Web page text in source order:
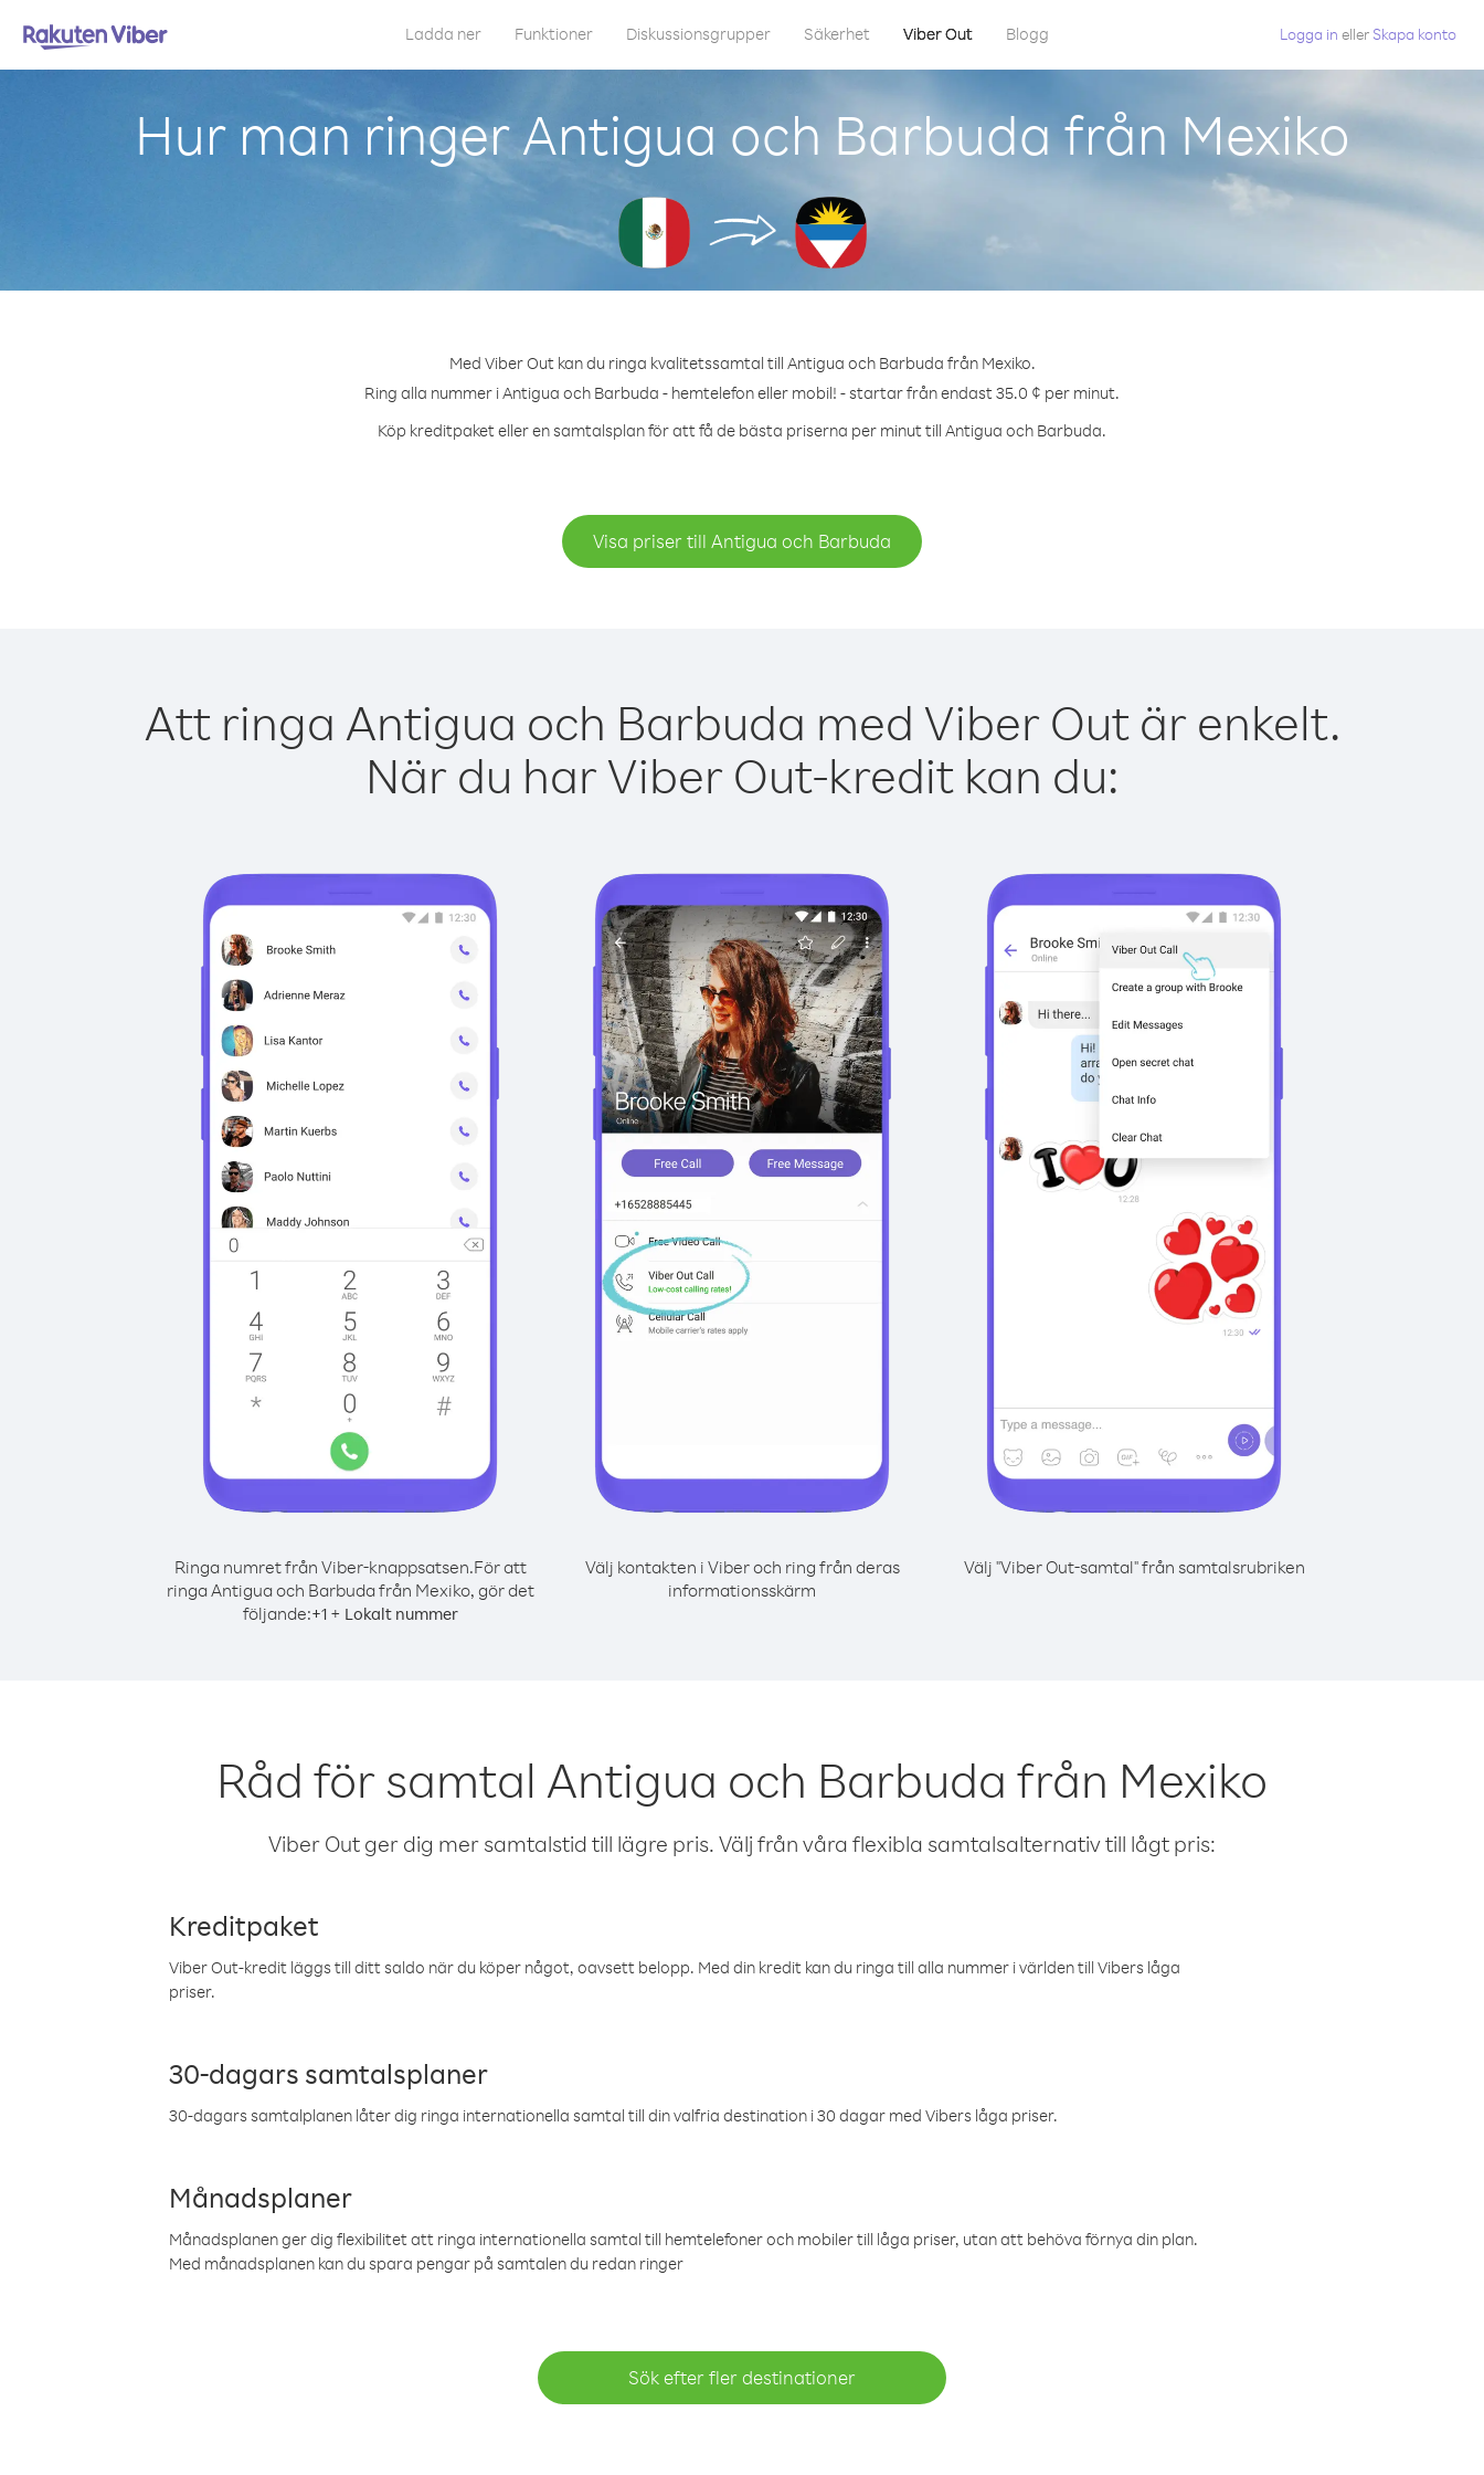
Ladda ner Funktioner Diskussionsgrupper Säkerhet Viber Out Blogg Logga in eller Skapa konto
Hur man ringer Antigua och Barbuda från Mexiko
Med Viber Out kan du ringa kvalitetssamtal till Antigua och Barbuda från Mexiko.
Ring alla nummer i Antigua och Barbuda - hemtelefon eller mobil! - startar från endast 35.0 ¢ per minut.
Köp kreditpaket eller en samtalsplan för att få de bästa priserna per minut till Antigua och Barbuda.
Visa priser till Antigua och Barbuda
Att ringa Antigua och Barbuda med Viber Out är enkelt.
När du har Viber Out-kredit kan du:
Ringa numret från Viber-knappsatsen.För att
ringa Antigua och Barbuda från Mexiko, gör det
följande:+1+ Lokalt nummer
Välj kontakten i Viber och ring från deras
informationsskärm
Välj "Viber Out-samtal" från samtalsrubriken
Råd för samtal Antigua och Barbuda från Mexiko
Viber Out ger dig mer samtalstid till lägre pris. Välj från våra flexibla samtalsalternativ till lågt pris:
Kreditpaket
Viber Out-kredit läggs till ditt saldo när du köper något, oavsett belopp. Med din kredit kan du ringa till alla nummer i världen till Vibers låga
priser.
30-dagars samtalsplaner
30-dagars samtalplanen låter dig ringa internationella samtal till din valfria destination i 30 dagar med Vibers låga priser.
Månadsplaner
Månadsplanen ger dig flexibilitet att ringa internationella samtal till hemtelefoner och mobiler till låga priser, utan att behöva förnya din plan.
Med månadsplanen kan du spara pengar på samtalen du redan ringer
Sök efter fler destinationer